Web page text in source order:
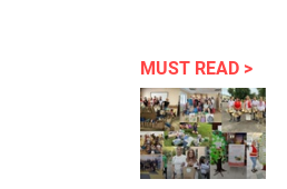
MUST READ